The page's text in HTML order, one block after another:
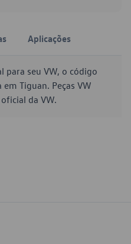
Aplicações
para seu VW, o código
Tiguan. Peças VW
da VW.